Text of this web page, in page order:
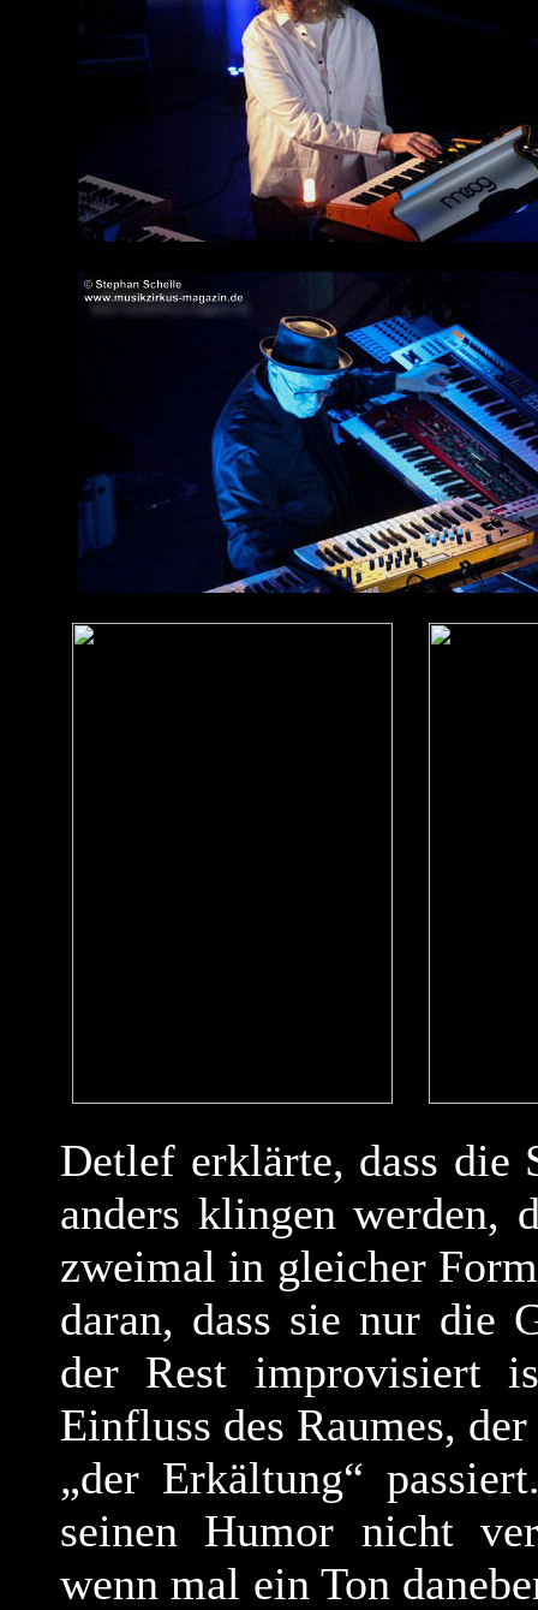
Detlef erklärte, dass die
anders klingen werden,
zweimal in gleicher
daran, dass sie nur die
der Rest improvisiert
Einfluss des Raumes,
„der Erkältung“
seinen Humor nicht
wenn mal ein Ton